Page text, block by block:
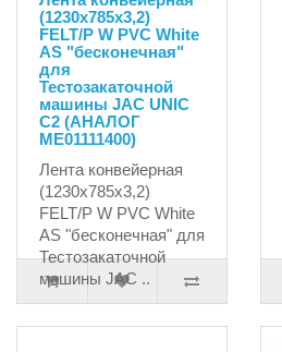
(1230х785х3,2)
FELT/P W PVC White
AS "бесконечная"
для
Тестозакаточной
машины JAC UNIC
C2 (АНАЛОГ
ME01111400)
Лента конвейерная
(1230х785х3,2)
FELT/P W PVC White
AS "бесконечная" для
Тестозакаточной
машины JAC ..